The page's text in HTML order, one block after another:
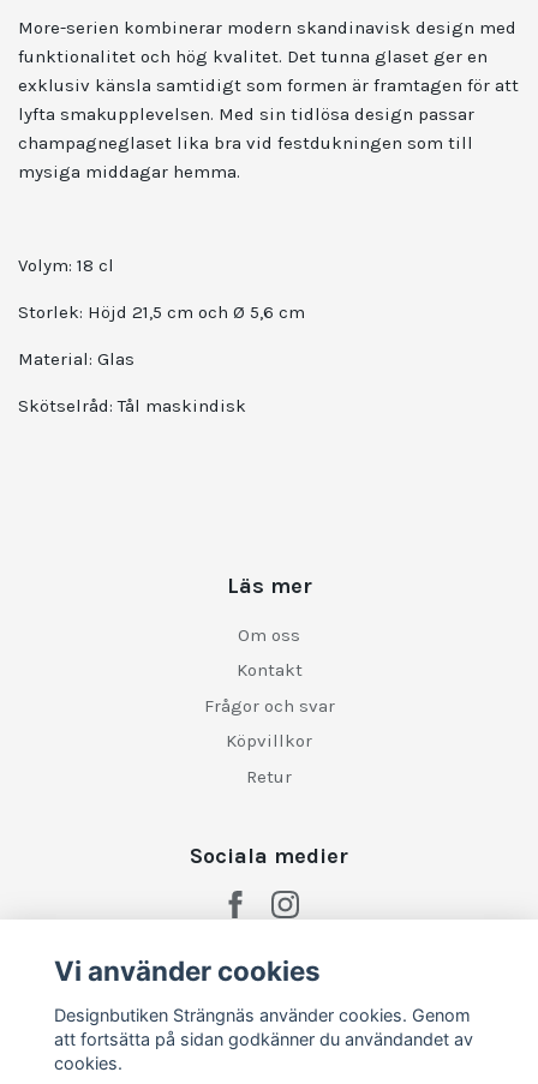
More-serien kombinerar modern skandinavisk design med
funktionalitet och hög kvalitet. Det tunna glaset ger en
exklusiv känsla samtidigt som formen är framtagen för att
lyfta smakupplevelsen. Med sin tidlösa design passar
champagneglaset lika bra vid festdukningen som till
mysiga middagar hemma.
Volym: 18 cl
Storlek: Höjd 21,5 cm och Ø 5,6 cm
Material: Glas
Skötselråd: Tål maskindisk
Läs mer
Om oss
Kontakt
Frågor och svar
Köpvillkor
Retur
Sociala medier
Vi använder cookies
Designbutiken Strängnäs använder cookies. Genom
att fortsätta på sidan godkänner du användandet av
cookies.